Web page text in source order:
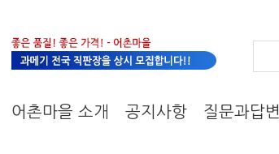
어촌마을 소개 공지사항 질문과답변